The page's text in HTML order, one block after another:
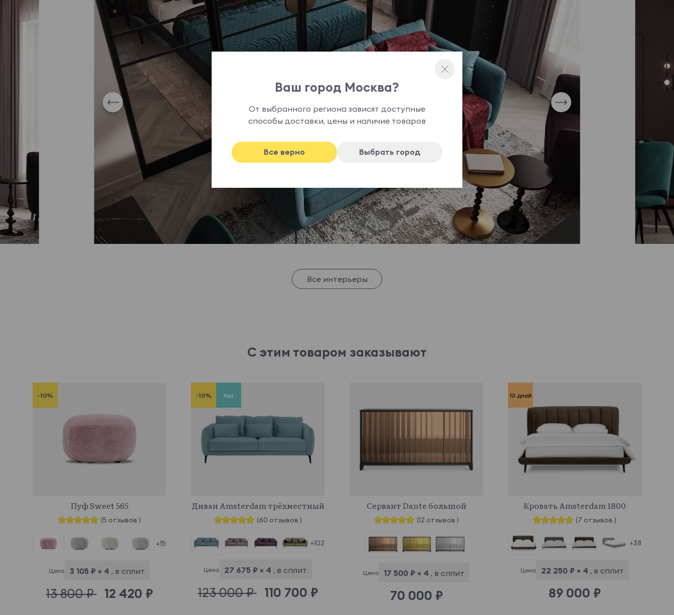
Все интерьеры
С этим товаром заказывают
-10%
Пуф Sweet 565
(5 отзывов )
+15
Цена 3 105 ₽ × 4 , в сплит
13 800 ₽ 12 420 ₽
-10% Хит
Диван Amsterdam трёхместный
(60 отзывов )
+102
Цена 27 675 ₽ × 4 , в сплит
123 000 ₽ 110 700 ₽
Сервант Dante большой
(12 отзывов )
Цена 17 500 ₽ × 4 , в сплит
70 000 ₽
10 дней
Кровать Amsterdam 1800
(7 отзывов )
+38
Цена 22 250 ₽ × 4 , в сплит
89 000 ₽
Ваш город Москва?
От выбранного региона зависят доступные
способы доставки, цены и наличие товаров
Все верно Выбрать город